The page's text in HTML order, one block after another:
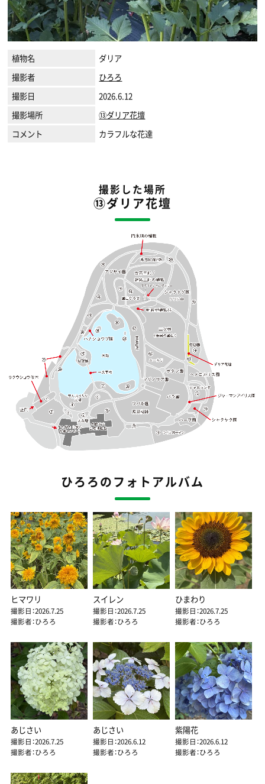
植物名
ダリア
撮影者
ひろろ
撮影日
2026.6.12
撮影場所
⑬ダリア花壇
コメント
カラフルな花達
撮影した場所
⑬ダリア花壇
ひろろのフォトアルバム
ヒマワリ
撮影日：2026.7.25
撮影者：ひろろ
スイレン
撮影日：2026.7.25
撮影者：ひろろ
ひまわり
撮影日：2026.7.25
撮影者：ひろろ
あじさい
撮影日：2026.7.25
撮影者：ひろろ
あじさい
撮影日：2026.6.12
撮影者：ひろろ
紫陽花
撮影日：2026.6.12
撮影者：ひろろ